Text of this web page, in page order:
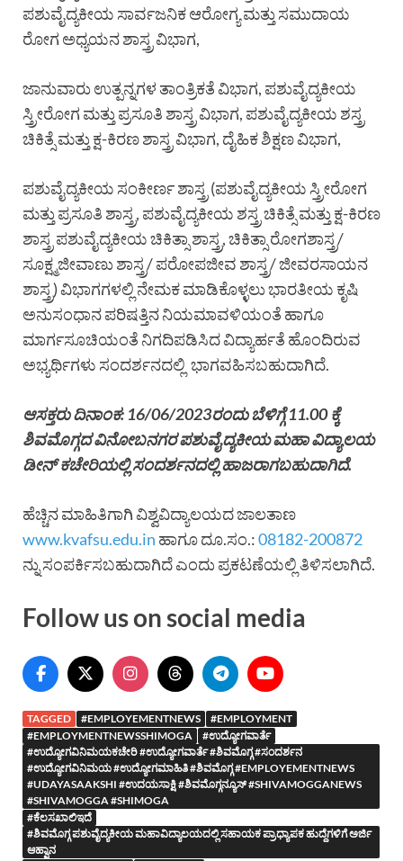
ಪಶುವೈದ್ಯಕೀಯ ಸಾರ್ವಜನಿಕ ಆರೋಗ್ಯ ಮತ್ತು ಸಮುದಾಯ
ರೋಗ ಅಧ್ಯಯನ ಶಾಸ್ತ್ರ ವಿಭಾಗ,
ಜಾನುವಾರು ಉತ್ಪನ್ನಗಳ ತಾಂತ್ರಿಕತೆ ವಿಭಾಗ, ಪಶುವೈದ್ಯಕೀಯ
ಸ್ತ್ರೀರೋಗ ಮತ್ತು ಪ್ರಸೂತಿ ಶಾಸ್ತ್ರ ವಿಭಾಗ, ಪಶುವೈದ್ಯಕೀಯ ಶಸ್ತ್ರ
ಚಿಕಿತ್ಸೆ ಮತ್ತು ಕ್ಷ-ಕಿರಣ ಶಾಸ್ತ್ರ ವಿಭಾಗ, ದೈಹಿಕ ಶಿಕ್ಷಣ ವಿಭಾಗ,
ಪಶುವೈದ್ಯಕೀಯ ಸಂಕೀರ್ಣ ಶಾಸ್ತ್ರ (ಪಶುವೈದ್ಯಕೀಯ ಸ್ತ್ರೀರೋಗ
ಮತ್ತು ಪ್ರಸೂತಿ ಶಾಸ್ತ್ರ, ಪಶುವೈದ್ಯಕೀಯ ಶಸ್ತ್ರ ಚಿಕಿತ್ಸೆ ಮತ್ತು ಕ್ಷ-ಕಿರಣ
ಶಾಸ್ತ್ರ ಪಶುವೈದ್ಯಕೀಯ ಚಿಕಿತ್ಸಾ ಶಾಸ್ತ್ರ, ಚಿಕಿತ್ಸಾ ರೋಗಶಾಸ್ತ್ರ/
ಸೂಕ್ಷ್ಮಜೀವಾಣು ಶಾಸ್ತ್ರ/ ಪರೋಪಜೀವ ಶಾಸ್ತ್ರ/ ಜೀವರಸಾಯನ
ಶಾಸ್ತ್ರ) ವಿಭಾಗಗಳಲ್ಲಿ ನೇಮಕ ಮಾಡಿಕೊಳ್ಳಲು ಭಾರತೀಯ ಕೃಷಿ
ಅನುಸಂಧಾನ ಪರಿಷತ್ತಿನ ನಿಯಮಾವಳಿಯಂತೆ ಹಾಗೂ
ಮಾರ್ಗಸೂಚಿಯಂತೆ ನಿಗದಿಪಡಿಸಿದ ವಿದ್ಯಾರ್ಹತೆ ಹೊಂದಿರುವ
ಅಭ್ಯರ್ಥಿಗಳು ಸಂದರ್ಶನದಲ್ಲಿ ಭಾಗವಹಿಸಬಹುದಾಗಿದೆ.
ಆಸಕ್ತರು ದಿನಾಂಕ: 16/06/2023ರಂದು ಬೆಳಿಗ್ಗೆ 11.00 ಕ್ಕೆ
ಶಿವಮೊಗ್ಗದ ವಿನೋಬನಗರ ಪಶುವೈದ್ಯಕೀಯ ಮಹಾ ವಿದ್ಯಾಲಯ
ಡೀನ್ ಕಚೇರಿಯಲ್ಲಿ ಸಂದರ್ಶನದಲ್ಲಿ ಹಾಜರಾಗಬಹುದಾಗಿದೆ.
ಹೆಚ್ಚಿನ ಮಾಹಿತಿಗಾಗಿ ವಿಶ್ವವಿದ್ಯಾಲಯದ ಜಾಲತಾಣ
www.kvafsu.edu.in ಹಾಗೂ ದೂ.ಸಂ.:08182-200872
ನ್ನು ಸಂಪರ್ಕಿಸಬಹುದಾಗಿದೆ ಎಂದು ಪ್ರಕಟಣೆಯಲ್ಲಿ ತಿಳಿಸಲಾಗಿದೆ.
Follow us on social media
TAGGED #EMPLOYEMENTNEWS
#EMPLOYMENT
#EMPLOYMENTNEWSSHIMOGA
#ಉದ್ಯೋಗವಾರ್ತೆ
#ಉದ್ಯೋಗವಿನಿಮಯಕಚೇರಿ #ಉದ್ಯೋಗವಾರ್ತೆ #ಶಿವಮೊಗ್ಗ #ಸಂದರ್ಶನ
#ಉದ್ಯೋಗವಿನಿಮಯ #ಉದ್ಯೋಗಮಾಹಿತಿ #ಶಿವಮೊಗ್ಗ #EMPLOYEMENTNEWS
#UDAYASAAKSHI #ಉದಯಸಾಕ್ಷಿ #ಶಿವಮೊಗ್ಗನ್ಯೂಸ್ #SHIVAMOGGANEWS
#SHIVAMOGGA #SHIMOGA
#ಕೆಲಸಖಾಲಿಇದೆ
#ಶಿವಮೊಗ್ಗ ಪಶುವೈದ್ಯಕೀಯ ಮಹಾವಿದ್ಯಾಲಯದಲ್ಲಿ ಸಹಾಯಕ ಪ್ರಾಧ್ಯಾಪಕ ಹುದ್ದೆಗಳಿಗೆ ಅರ್ಜಿ
ಆಹ್ವಾನ